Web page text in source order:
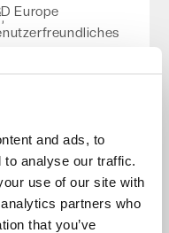
and ads, to
to analyse our traffic.
use of our site with
partners who
that you’ve
suchen, ohne
Sicherheit und
Europe
und integriert